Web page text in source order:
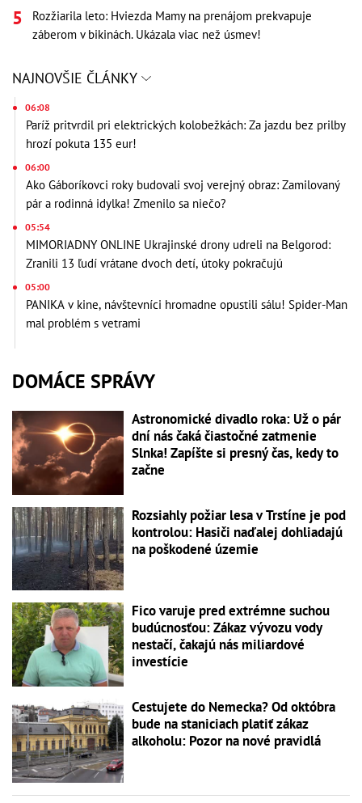
Rozžiarila leto: Hviezda Mamy na prenájom prekvapuje
záberom v bikinách. Ukázala viac než úsmev!
NAJNOVŠIE ČLÁNKY
06:08
Paríž pritvrdil pri elektrických kolobežkách: Za jazdu bez prilby
hrozí pokuta 135 eur!
06:00
Ako Gáboríkovci roky budovali svoj verejný obraz: Zamilovaný
pár a rodinná idylka! Zmenilo sa niečo?
05:54
MIMORIADNY ONLINE Ukrajinské drony udreli na Belgorod:
Zranili 13 ľudí vrátane dvoch detí, útoky pokračujú
05:00
PANIKA v kine, návštevníci hromadne opustili sálu! Spider-Man
mal problém s vetrami
DOMÁCE SPRÁVY
Astronomické divadlo roka: Už o pár
dní nás čaká čiastočné zatmenie
Slnka! Zapíšte si presný čas, kedy to
začne
Rozsiahly požiar lesa v Trstíne je pod
kontrolou: Hasiči naďalej dohliadajú
na poškodené územie
Fico varuje pred extrémne suchou
budúcnosťou: Zákaz vývozu vody
nestačí, čakajú nás miliardové
investície
Cestujete do Nemecka? Od októbra
bude na staniciach platiť zákaz
alkoholu: Pozor na nové pravidlá